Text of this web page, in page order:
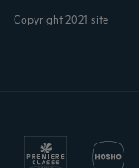
Copyright 2021 site